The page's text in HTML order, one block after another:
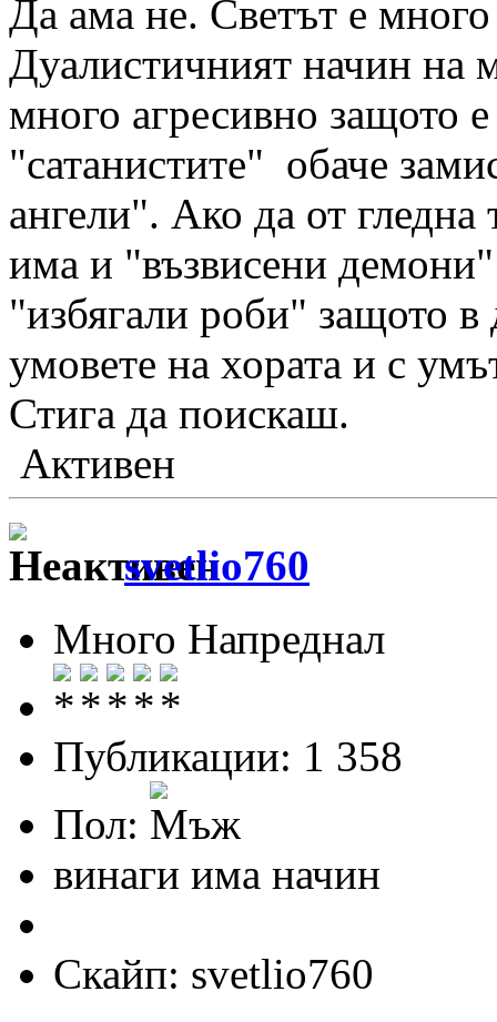
Да ама не. Светът е
Дуалистичният начин на
много агресивно защото
"сатанистите" обаче
ангели". Ако да от гледна
има и "възвисени
"избягали роби" защото
умовете на хората и с
Стига да поискаш.
Активен
svetlio760
Много Напреднал
Публикации: 1 358
Пол:
винаги има начин
Скайп: svetlio760